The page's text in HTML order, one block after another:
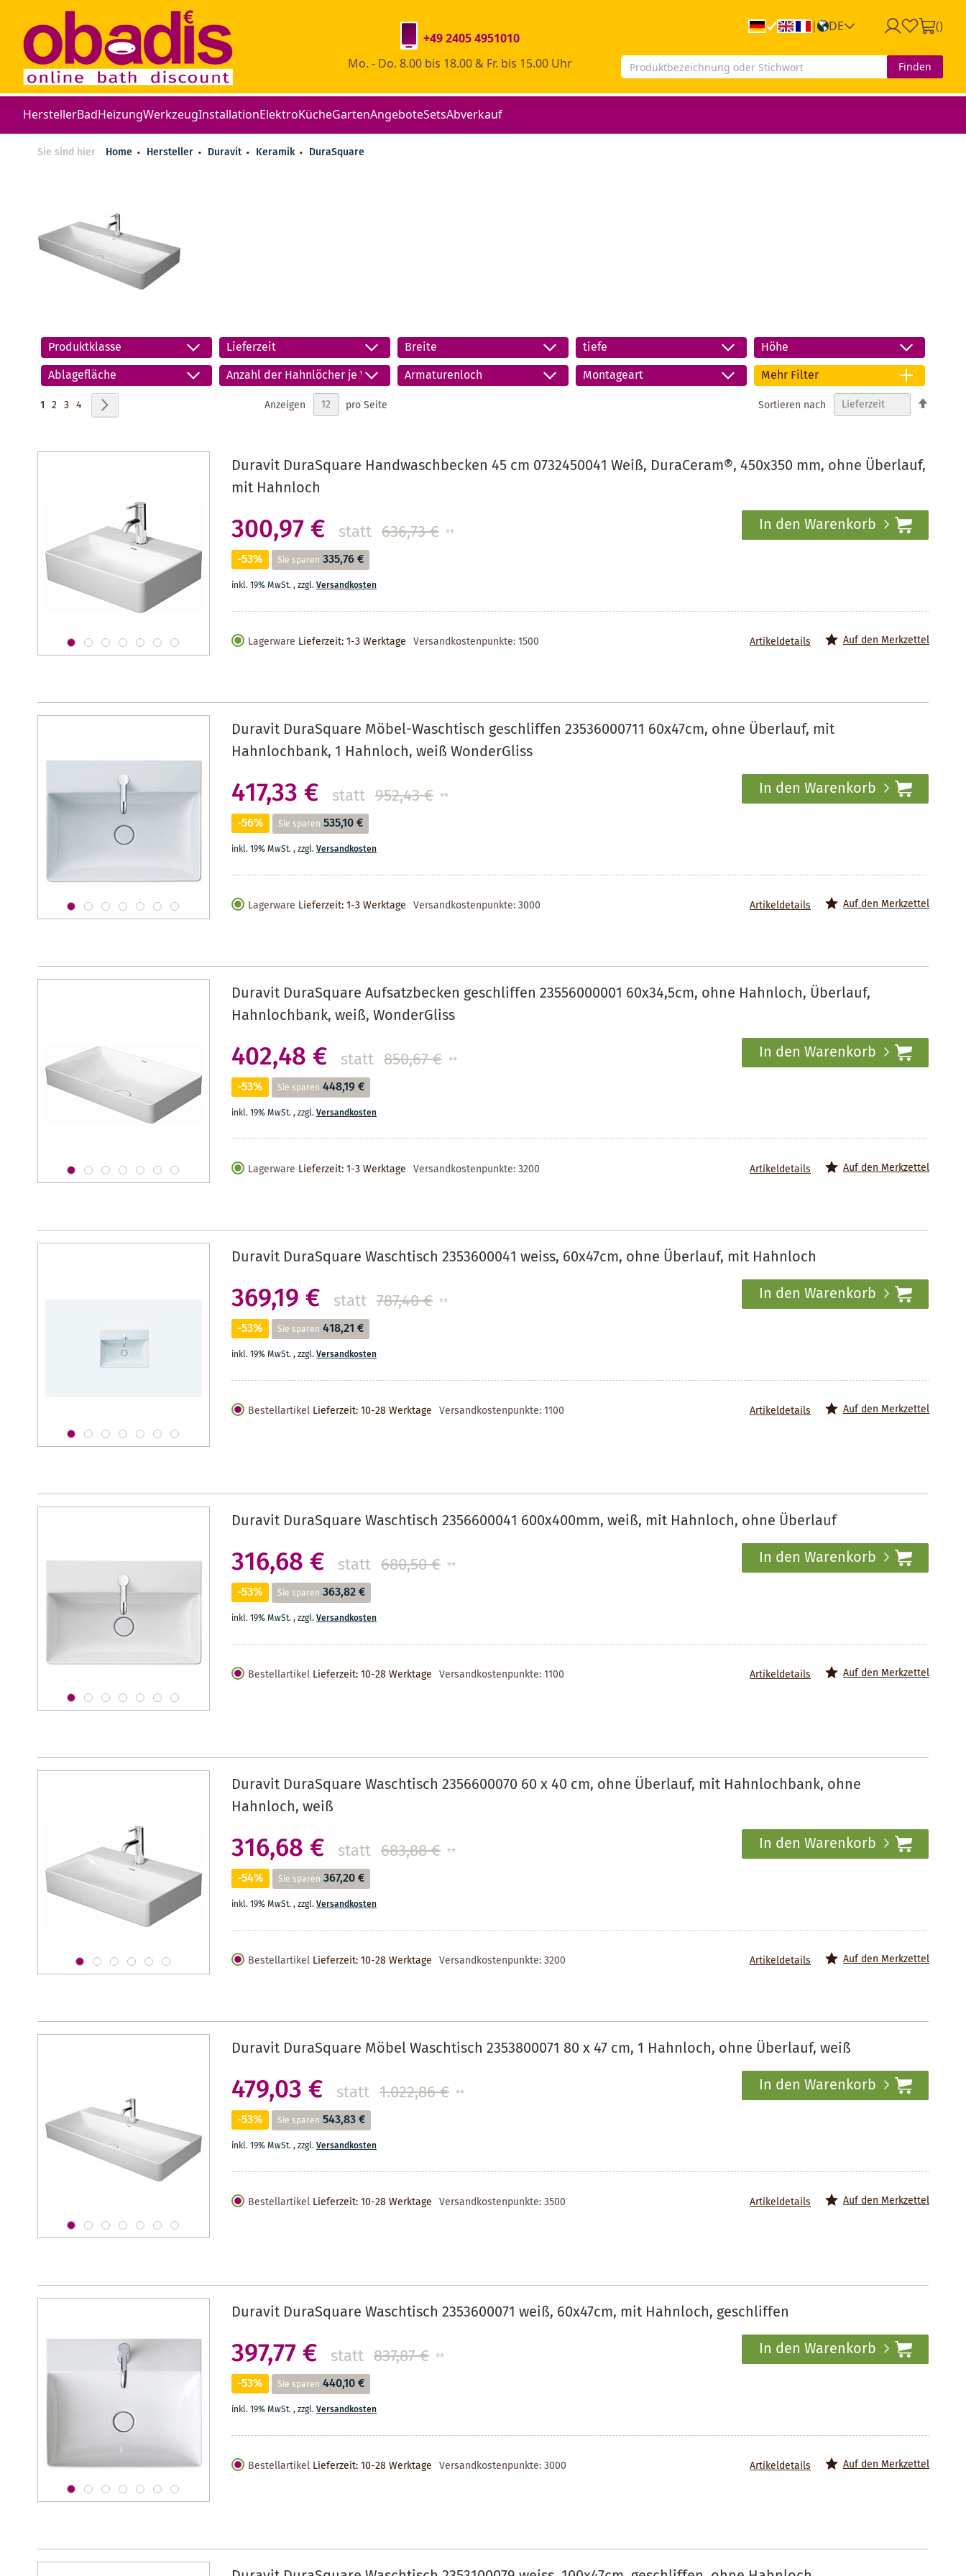
| DE ()
+49 2405 4951010
Mo. - Do. 8.00 bis 18.00 & Fr. bis 15.00 Uhr
Finden
HerstellerBadHeizungWerkzeugInstallationElektroKücheGartenAngeboteSetsAbverkauf
Sie sind hier Home Hersteller Duravit Keramik DuraSquare
Produktklasse Lieferzeit Breite tiefe
Höhe
Ablagefläche
Anzahl der Hahnlöcher je WaschplatzArmaturenloch Montageart Mehr Filter
Seite
Sie lesen gerade Seite
1 Seite
2 Seite
3 Seite
4 Anzeigen pro Seite Sortieren nach
Duravit DuraSquare Handwaschbecken 45 cm 0732450041 Weiß, DuraCeram®, 450x350 mm, ohne Überlauf,
mit Hahnloch
300,97 € statt 636,73 € **
-53% Sie sparen 335,76 €
inkl. 19% MwSt.,zzgl.Versandkosten
In den Warenkorb
Lagerware Lieferzeit: 1-3 Werktage Versandkostenpunkte:1500 Auf den Merkzettel
Artikeldetails
Duravit DuraSquare Möbel-Waschtisch geschliffen 23536000711 60x47cm, ohne Überlauf, mit
Hahnlochbank, 1 Hahnloch, weiß WonderGliss
417,33 € statt 952,43 € **
-56% Sie sparen 535,10 €
inkl. 19% MwSt.,zzgl.Versandkosten
In den Warenkorb
Lagerware Lieferzeit: 1-3 Werktage Versandkostenpunkte:3000 Auf den Merkzettel
Artikeldetails
Duravit DuraSquare Aufsatzbecken geschliffen 23556000001 60x34,5cm, ohne Hahnloch, Überlauf,
Hahnlochbank, weiß, WonderGliss
402,48 € statt 850,67 € **
-53% Sie sparen 448,19 €
inkl. 19% MwSt.,zzgl.Versandkosten
In den Warenkorb
Lagerware Lieferzeit: 1-3 Werktage Versandkostenpunkte:3200 Auf den Merkzettel
Artikeldetails
Duravit DuraSquare Waschtisch 2353600041 weiss, 60x47cm, ohne Überlauf, mit Hahnloch
369,19 € statt 787,40 € **
-53% Sie sparen 418,21 €
inkl. 19% MwSt.,zzgl.Versandkosten
In den Warenkorb
Bestellartikel Lieferzeit: 10-28 Werktage Versandkostenpunkte:1100 Auf den Merkzettel
Artikeldetails
Duravit DuraSquare Waschtisch 2356600041 600x400mm, weiß, mit Hahnloch, ohne Überlauf
316,68 € statt 680,50 € **
-53% Sie sparen 363,82 €
inkl. 19% MwSt.,zzgl.Versandkosten
In den Warenkorb
Bestellartikel Lieferzeit: 10-28 Werktage Versandkostenpunkte:1100 Auf den Merkzettel
Artikeldetails
Duravit DuraSquare Waschtisch 2356600070 60 x 40 cm, ohne Überlauf, mit Hahnlochbank, ohne
Hahnloch, weiß
316,68 € statt 683,88 € **
-54% Sie sparen 367,20 €
inkl. 19% MwSt.,zzgl.Versandkosten
In den Warenkorb
Bestellartikel Lieferzeit: 10-28 Werktage Versandkostenpunkte:3200 Auf den Merkzettel
Artikeldetails
Duravit DuraSquare Möbel Waschtisch 2353800071 80 x 47 cm, 1 Hahnloch, ohne Überlauf, weiß
479,03 € statt 1.022,86 € **
-53% Sie sparen 543,83 €
inkl. 19% MwSt.,zzgl.Versandkosten
In den Warenkorb
Bestellartikel Lieferzeit: 10-28 Werktage Versandkostenpunkte:3500 Auf den Merkzettel
Artikeldetails
Duravit DuraSquare Waschtisch 2353600071 weiß, 60x47cm, mit Hahnloch, geschliffen
397,77 € statt 837,87 € **
-53% Sie sparen 440,10 €
inkl. 19% MwSt.,zzgl.Versandkosten
In den Warenkorb
Bestellartikel Lieferzeit: 10-28 Werktage Versandkostenpunkte:3000 Auf den Merkzettel
Artikeldetails